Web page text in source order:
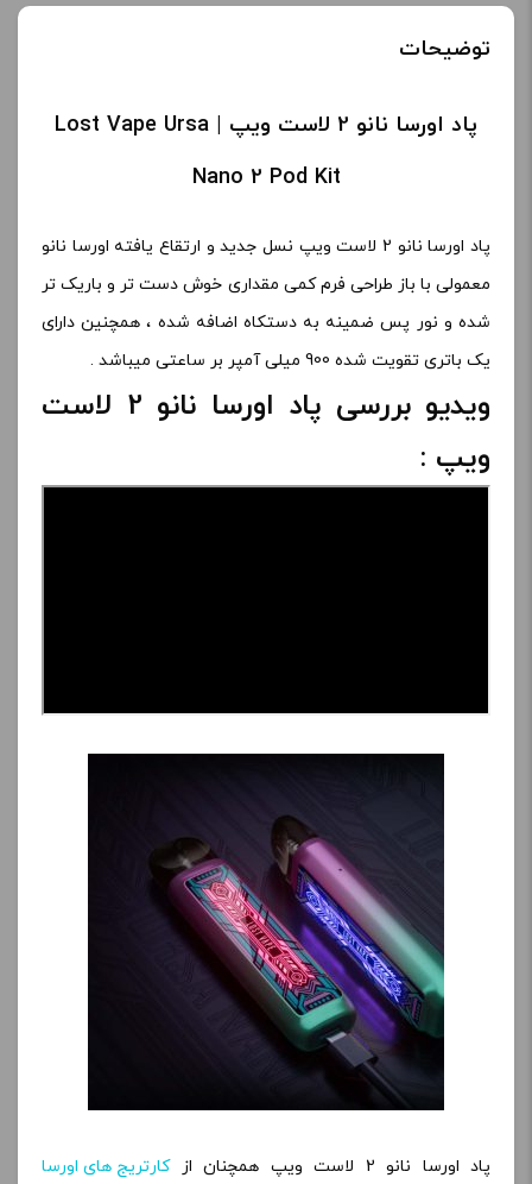
توضیحات
پاد اورسا نانو 2 لاست ویپ | Lost Vape Ursa
Nano 2 Pod Kit
پاد اورسا نانو 2 لاست ویپ نسل جدید و ارتقاع یافته اورسا نانو
معمولی با باز طراحی فرم کمی مقداری خوش دست تر و باریک تر
شده و نور پس ضمینه به دستکاه اضافه شده ، همچنین دارای
یک باتری تقویت شده 900 میلی آمپر بر ساعتی میباشد .
ویدیو بررسی پاد اورسا نانو 2 لاست
ویپ :
پاد اورسا نانو 2 لاست ویپ همچنان از کارتریج های اورسا